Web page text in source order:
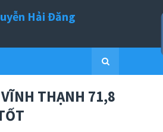
Hải Đăng
THẠNH 71,8